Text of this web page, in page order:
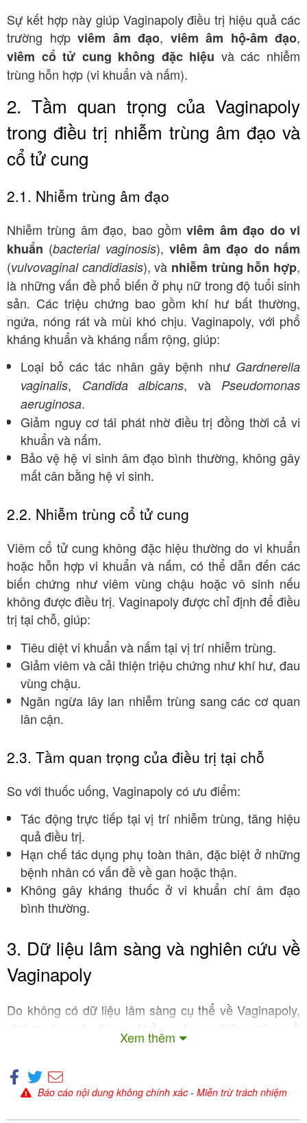
Sự kết hợp này giúp Vaginapoly điều trị hiệu quả các
trường hợp viêm âm đạo, viêm âm hộ-âm đạo,
viêm cổ tử cung không đặc hiệu và các nhiễm
trùng hỗn hợp (vi khuẩn và nấm).
2. Tầm quan trọng của Vaginapoly
trong điều trị nhiễm trùng âm đạo và
cổ tử cung
2.1. Nhiễm trùng âm đạo
Nhiễm trùng âm đạo, bao gồmviêm âm đạo do vi
khuẩn (bacterial vaginosis), viêm âm đạo do nấm
(vulvovaginal candidiasis), và nhiễm trùng hỗn hợp,
là những vấn đề phổ biến ở phụ nữ trong độ tuổi sinh
sản. Các triệu chứng bao gồm khí hư bất thường,
ngứa, nóng rát và mùi khó chịu. Vaginapoly, với phổ
kháng khuẩn và kháng nấm rộng, giúp:
Loại bỏ các tác nhân gây bệnh như Gardnerella
vaginalis, Candida albicans, và Pseudomonas
aeruginosa.
Giảm nguy cơ tái phát nhờ điều trị đồng thời cả vi
khuẩn và nấm.
Bảo vệ hệ vi sinh âm đạo bình thường, không gây
mất cân bằng hệ vi sinh.
2.2. Nhiễm trùng cổ tử cung
Viêm cổ tử cung không đặc hiệu thường do vi khuẩn
hoặc hỗn hợp vi khuẩn và nấm, có thể dẫn đến các
biến chứng như viêm vùng chậu hoặc vô sinh nếu
không được điều trị. Vaginapoly được chỉ định để điều
trị tại chỗ, giúp:
Tiêu diệt vi khuẩn và nấm tại vị trí nhiễm trùng.
Giảm viêm và cải thiện triệu chứng như khí hư, đau
vùng chậu.
Ngăn ngừa lây lan nhiễm trùng sang các cơ quan
lân cận.
2.3. Tầm quan trọng của điều trị tại chỗ
So với thuốc uống, Vaginapoly có ưu điểm:
Tác động trực tiếp tại vị trí nhiễm trùng, tăng hiệu
quả điều trị.
Hạn chế tác dụng phụ toàn thân, đặc biệt ở những
bệnh nhân có vấn đề về gan hoặc thận.
Không gây kháng thuốc ở vi khuẩn chí âm đạo
bình thường.
3. Dữ liệu lâm sàng và nghiên cứu về
Vaginapoly
Xem thêm
Do không có dữ liệu lâm sàng cụ thể về Vaginapoly,
chúng ta sẽ tham khảo các nghiên cứu về
, một thuốc có thành phần tương tự
đánh giá hiệu quả. Các nghiên cứu này cung cấp cơ
sở khoa học về hiệu quả và độ an toàn của các thành
phần trong Vaginapoly.
Báo cáo nội dung không chính xác- Miễn trừ trách nhiệm